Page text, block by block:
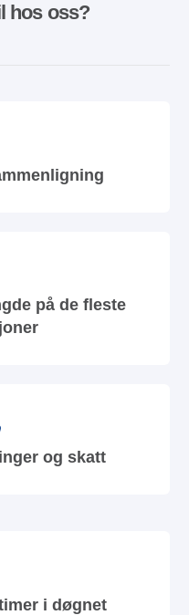
hos oss?
på de fleste
og skatt
i døgnet